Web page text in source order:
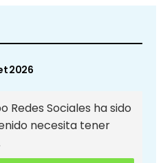
2026
Redes Sociales ha sido
necesita tener